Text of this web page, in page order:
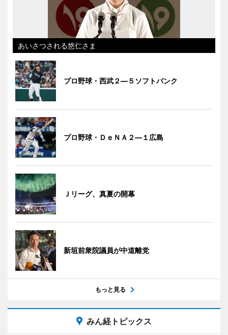
あいさつされる悠仁さま
プロ野球・西武２―５ソフトバンク
プロ野球・ＤｅＮＡ２―１広島
Ｊリーグ、真夏の開幕
新垣前衆院議員が中道離党
もっと見る
みん経トピックス